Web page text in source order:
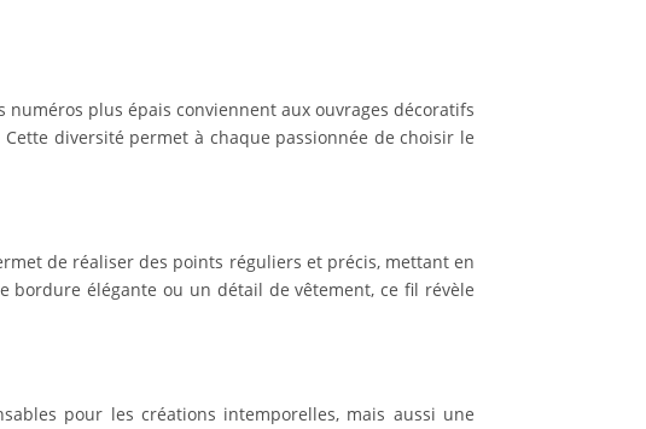
plus épais conviennent aux ouvrages décoratifs
Cette diversité permet à chaque passionnée de choisir le
de réaliser des points réguliers et précis, mettant en
bordure élégante ou un détail de vêtement, ce fil révèle
pour les créations intemporelles, mais aussi une